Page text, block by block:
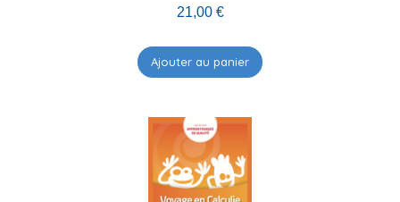
21,00 €
Ajouter au panier